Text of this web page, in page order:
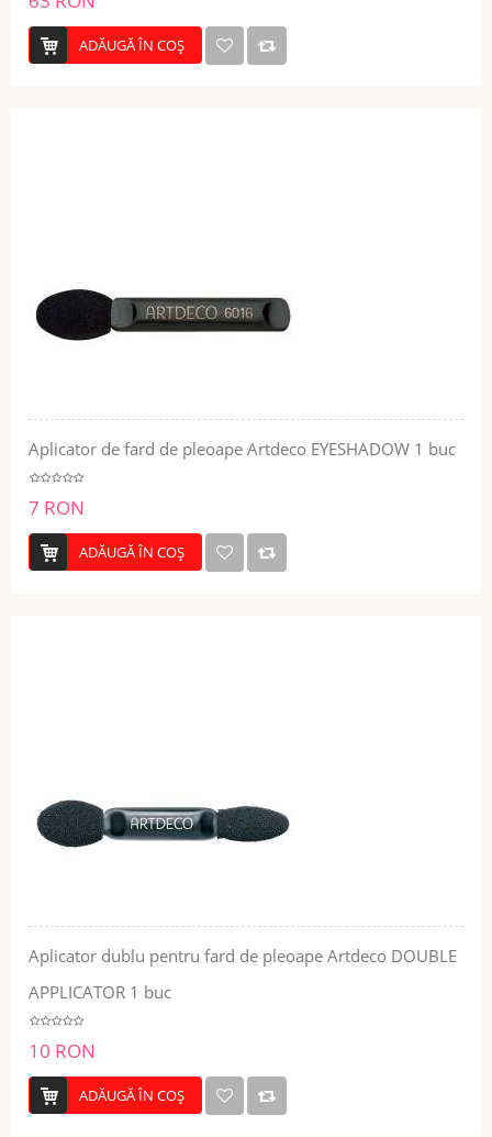
ADĂUGĂ ÎN COŞ
Aplicator de fard de pleoape Artdeco EYESHADOW 1 buc
7 RON
ADĂUGĂ ÎN COŞ
Aplicator dublu pentru fard de pleoape Artdeco DOUBLE
APPLICATOR 1 buc
10 RON
ADĂUGĂ ÎN COŞ